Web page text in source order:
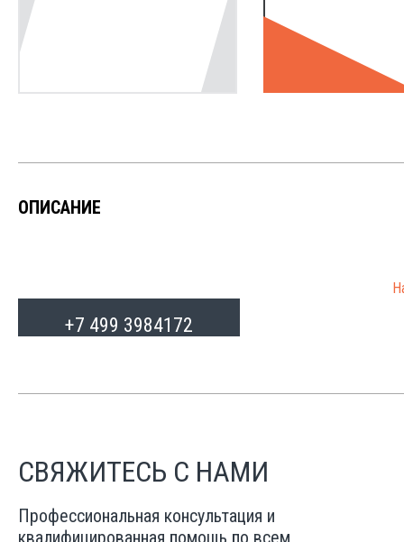
ОПИСАНИЕ
+7 499 3984172
СВЯЖИТЕСЬ С НАМИ
Профессиональная консультация и
квалифицированная помощь по всем